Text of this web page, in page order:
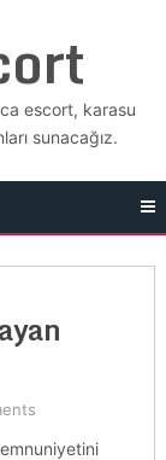
escort, karasu
sunacağız.